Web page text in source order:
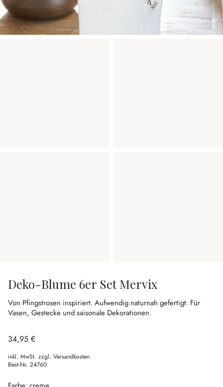
Deko-Blume 6er Set Mervix
Von Pfingstrosen inspiriert. Aufwendig naturnah gefertigt. Für
Vasen, Gestecke und saisonale Dekorationen.
34,95 €
inkl. MwSt. zzgl. Versandkosten
Best-Nr. 24760